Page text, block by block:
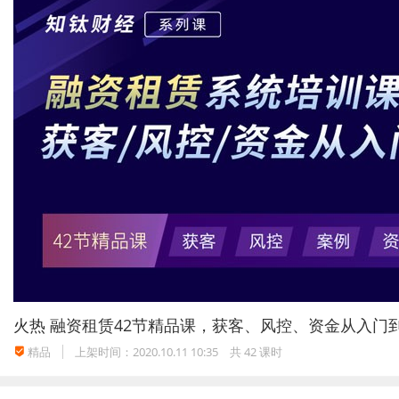
火热 融资租赁42节精品课，获客、风控、资金从入门
精品 上架时间：2020.10.11 10:35 共 42 课时